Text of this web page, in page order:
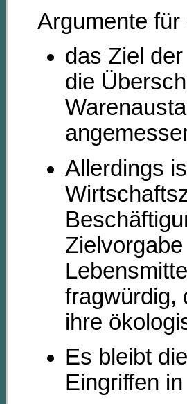
Argumente
das Ziel
die
Allerdings
fragwürdig,
ihre
Es bleibt
Eingriffen